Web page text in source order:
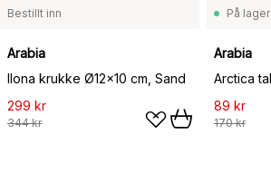
Bestillt inn
Arabia
Ilona krukke Ø12x10 cm, Sand
299 kr
344 kr
På lager
Arabia
Arctica
89 kr
170 kr